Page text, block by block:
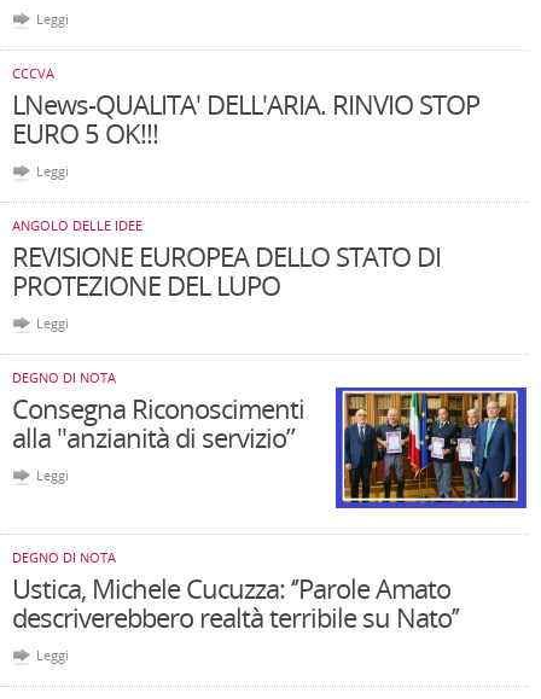
Leggi
CCCVA
LNews-QUALITA' DELL'ARIA. RINVIO STOP
EURO 5 OK!!!
Leggi
ANGOLO DELLE IDEE
REVISIONE EUROPEA DELLO STATO DI
PROTEZIONE DEL LUPO
Leggi
DEGNO DI NOTA
Consegna Riconoscimenti
alla "anzianità di servizio”
Leggi
DEGNO DI NOTA
Ustica, Michele Cucuzza: ‘’Parole Amato
descriverebbero realtà terribile su Nato’’
Leggi